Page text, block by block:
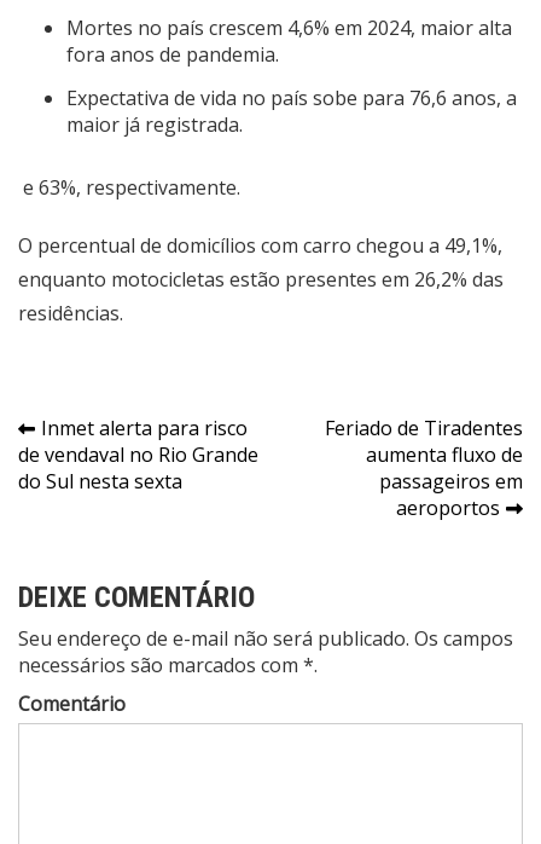
Mortes no país crescem 4,6% em 2024, maior alta
fora anos de pandemia.
Expectativa de vida no país sobe para 76,6 anos, a
maior já registrada.
e 63%, respectivamente.
O percentual de domicílios com carro chegou a 49,1%,
enquanto motocicletas estão presentes em 26,2% das
residências.
Navegação
de
Inmet alerta para risco
de vendaval no Rio Grande
do Sul nesta sexta
Feriado de Tiradentes
aumenta fluxo de
passageiros em
aeroportos
DEIXE COMENTÁRIO
Seu endereço de e-mail não será publicado. Os campos
necessários são marcados com *.
Comentário